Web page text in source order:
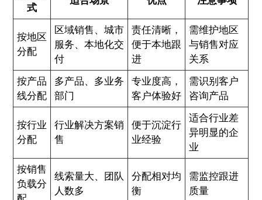
式
按地区
分配
区域销售、城市
服务、本地化交
付
责任清晰，
便于本地跟
进
需维护地区
与销售对应
关系
按产品
线分配
多产品、多业务
部门
专业度高，
客户体验好
需识别客户
咨询产品
按行业
分配
行业解决方案销
售
便于沉淀行
业经验
适合行业差
异明显的企
业
按销售
负载分
线索量大、团队
人数多
分配相对均
衡
需监控跟进
质量